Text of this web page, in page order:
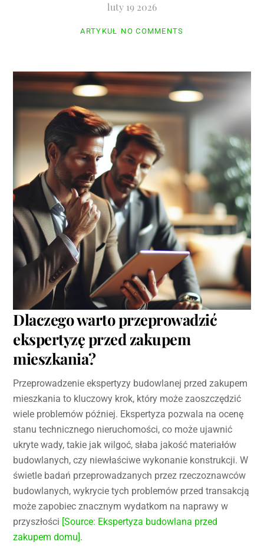
luty 19 2026
ARTYKUŁ NO COMMENTS
Dlaczego warto przeprowadzić
ekspertyzę przed zakupem
mieszkania?
Przeprowadzenie ekspertyzy budowlanej przed zakupem
mieszkania to kluczowy krok, który może zaoszczędzić
wiele problemów później. Ekspertyza pozwala na ocenę
stanu technicznego nieruchomości, co może ujawnić
ukryte wady, takie jak wilgoć, słaba jakość materiałów
budowlanych, czy niewłaściwe wykonanie konstrukcji. W
świetle badań przeprowadzanych przez rzeczoznawców
budowlanych, wykrycie tych problemów przed transakcją
może zapobiec znacznym wydatkom na naprawy w
przyszłości [Source: Ekspertyza budowlana przed
zakupem domu].